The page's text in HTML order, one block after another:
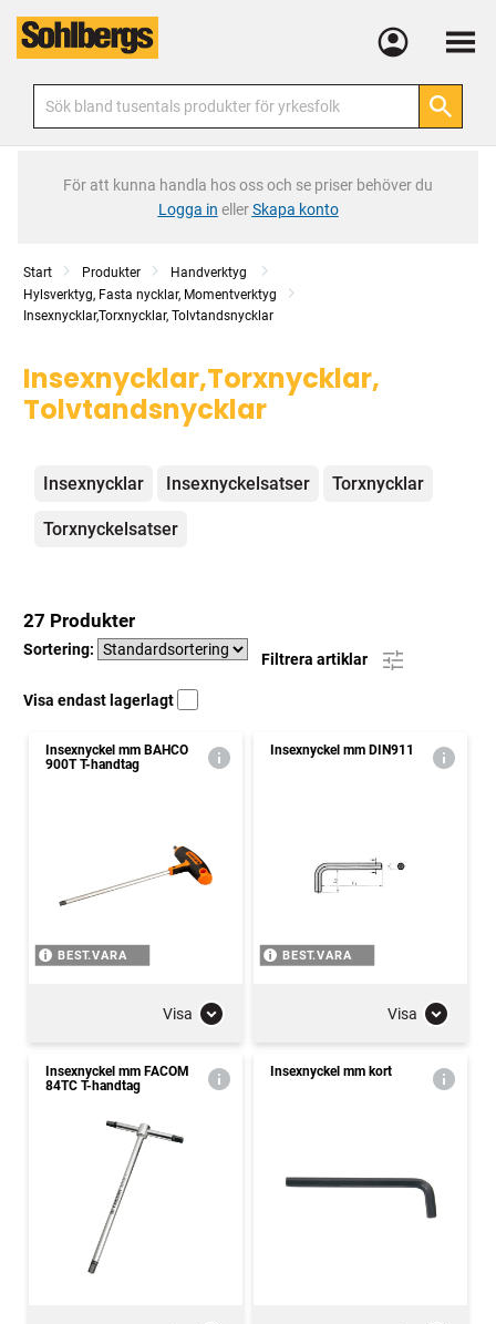
Meny
För att kunna handla hos oss och se priser behöver du
Logga in ellerSkapa konto
Start Produkter
Handverktyg
Hylsverktyg, Fasta nycklar, Momentverktyg
Insexnycklar,Torxnycklar, Tolvtandsnycklar
Insexnycklar,Torxnycklar,
Tolvtandsnycklar
Kategorier
Insexnycklar Insexnyckelsatser Torxnycklar
Torxnyckelsatser
27 Produkter
Sortering:
Filtrera artiklar
Visa endast lagerlagt
Insexnyckel mm BAHCO
900T T-handtag
BEST.VARA
Visa
Insexnyckel mm DIN911
BEST.VARA
Visa
Insexnyckel mm FACOM
84TC T-handtag
Insexnyckel mm kort